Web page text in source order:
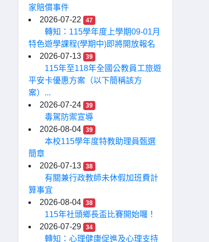
家賠償事件
2026-07-22
47
轉知：115學年度上學期09-01月
特色遊學課程(學期中)即將開放報名
2026-07-13
39
115年至118年全國公教員工旅遊
平安卡優惠方案（以下簡稱該方
案）...
2026-07-24
39
毒駕防禦宣導
2026-08-04
39
本校115學年度特教助理員甄選
簡章
2026-07-13
38
有關兼行政教師未休假加班費計
算事宜
2026-08-04
38
115年社頭鄉長盃比賽開始囉！
2026-07-29
34
轉知：心理健康促進及心理支持